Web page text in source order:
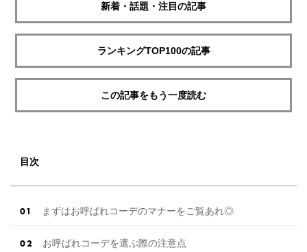
新着・話題・注目の記事
ランキングTOP100の記事
この記事をもう一度読む
目次
まずはお呼ばれコーデのマナーをご覧あれ◎
お呼ばれコーデを選ぶ際の注意点